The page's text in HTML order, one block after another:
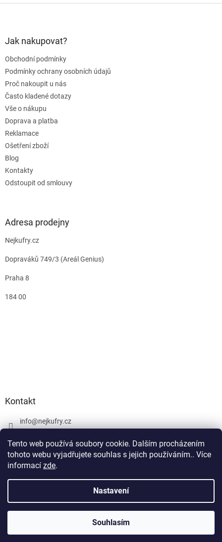
Tento web používá soubory cookie. Dalším procházením
tohoto webu vyjadřujete souhlas s jejich používáním.. Více
informací zde.
Nastavení
Souhlasím
Jak nakupovat?
Obchodní podmínky
Podmínky ochrany osobních údajů
Proč nakoupit u nás
Často kladené dotazy
Vše o nákupu
Doprava a platba
Reklamace
Ošetření zboží
Blog
Kontakty
Odstoupit od smlouvy
Adresa prodejny
Nejkufry.cz
Dopraváků 749/3 (Areál Genius)
Praha 8
184 00
Kontakt
info@nejkufry.cz
Facebook
Vytvořil Shoptet Premium
nejkufry.cz. Všechna práva vyhrazena.